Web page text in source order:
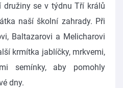
družiny se v týdnu Tří králů
naší školní zahrady. Při
Baltazarovi a Melicharovi
krmítka jablíčky, mrkvemi,
semínky, aby pomohly
dny.